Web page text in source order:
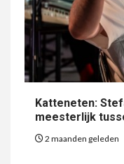
Katteneten:
meesterlijk
2 maanden geleden